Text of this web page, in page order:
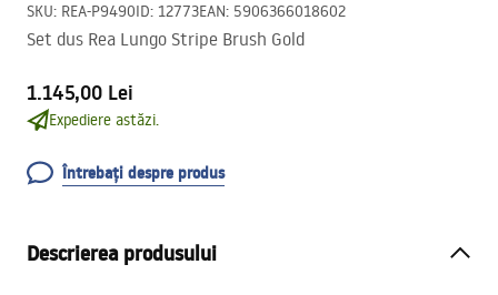
SKU: REA-P9490ID: 12773EAN: 5906366018602
Set dus Rea Lungo Stripe Brush Gold
1.145,00 Lei
Expediere astăzi.
Întrebați despre produs
Descrierea produsului